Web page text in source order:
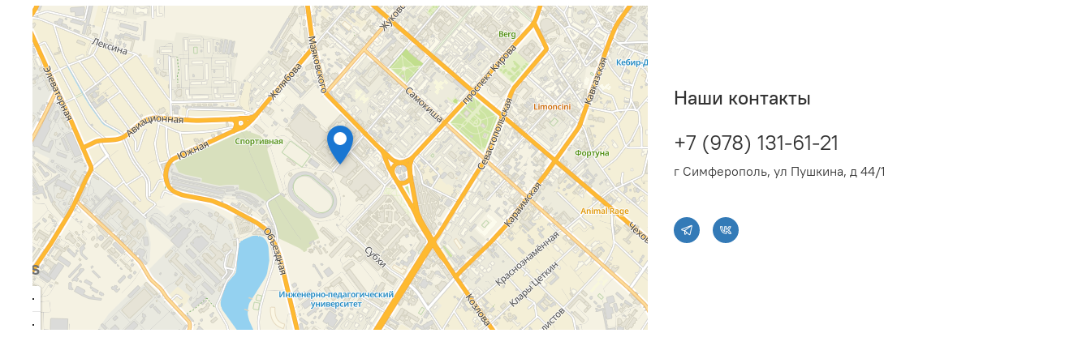
нагрева, °C
Температурные границы наружного воздуха для
охлаждения, °C
Серия
Размеры упаковки (внешний блок), мм (ШхВхГ)
Масса внешнего блока, кг
Размеры упаковки (внутренний блок), мм (ШхВхГ)
Масса внутреннего блока, кг
Наши контакты
+7 (978) 131-61-21
г Симферополь, ул Пушкина, д 44/1